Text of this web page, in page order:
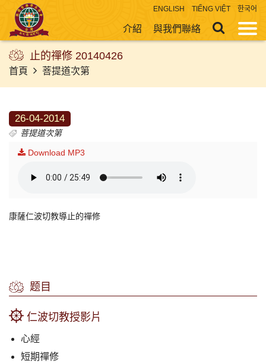
ENGLISH TIẾNG VIỆT 한국어
介紹 與我們聯絡
止的禪修 20140426
首頁 菩提道次第
26-04-2014
菩提道次第
Download MP3
康薩仁波切教導止的禪修
题目
仁波切教授影片
心經
短期禪修